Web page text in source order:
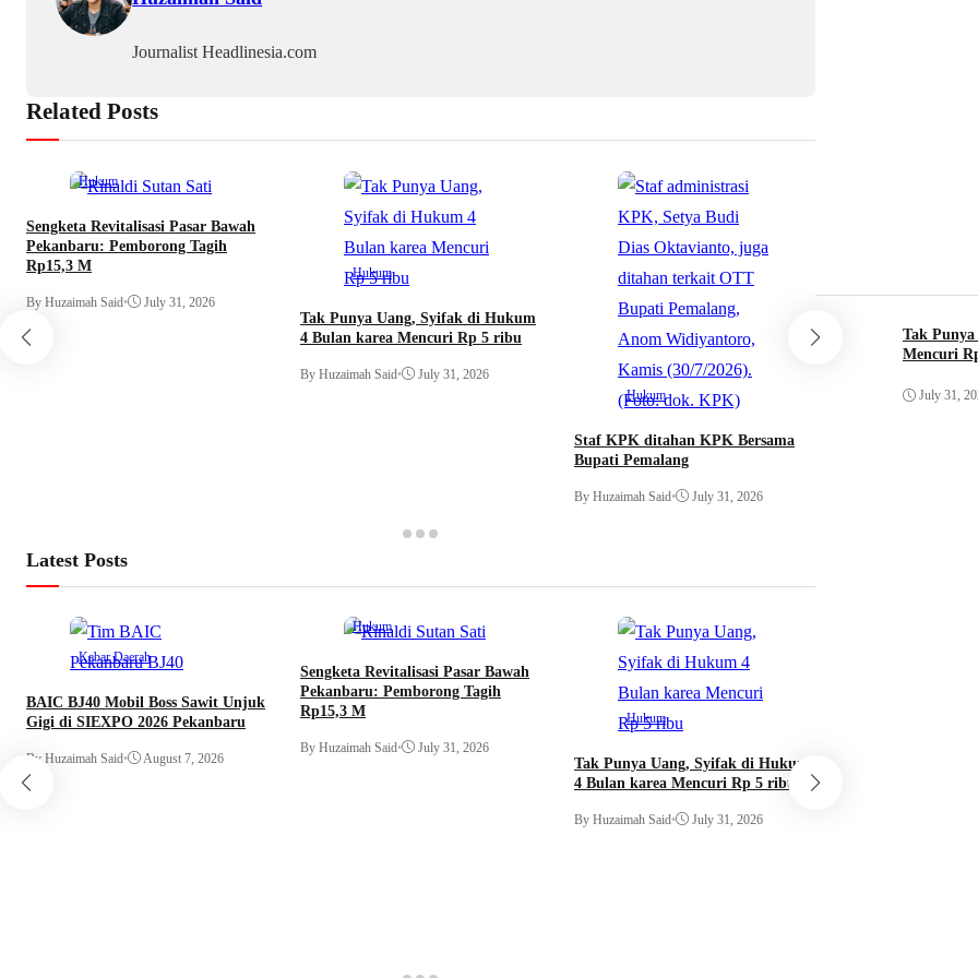
Journalist Headlinesia.com
Related Posts
Hukum
Sengketa Revitalisasi Pasar Bawah
Pekanbaru: Pemborong Tagih
Rp15,3 M
By Huzaimah Said• July 31, 2026
Hukum
Tak Punya Uang, Syifak di Hukum
4 Bulan karea Mencuri Rp 5 ribu
By Huzaimah Said•
July 31, 2026
Hukum
Staf KPK ditahan KPK Bersama
Bupati Pemalang
By Huzaimah Said• July 31, 2026
tahun Penjara
By Huzaimah Said•
Latest Posts
Kabar Daerah
BAIC BJ40 Mobil Boss Sawit Unjuk
Gigi di SIEXPO 2026 Pekanbaru
By Huzaimah Said• August 7, 2026
Hukum
Sengketa Revitalisasi Pasar Bawah
Pekanbaru: Pemborong Tagih
Rp15,3 M
By Huzaimah Said• July 31, 2026
Hukum
Tak Punya Uang, Syifak di Hukum
4 Bulan karea Mencuri Rp 5 ribu
By Huzaimah Said• July 31, 2026
Tak
Mencuri
July 31,